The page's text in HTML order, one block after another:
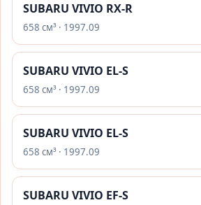
SUBARU VIVIO RX-R
658 см³ · 1997.09
SUBARU VIVIO EL-S
658 см³ · 1997.09
SUBARU VIVIO EL-S
658 см³ · 1997.09
SUBARU VIVIO EF-S